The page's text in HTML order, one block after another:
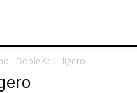
- Doble scull ligero